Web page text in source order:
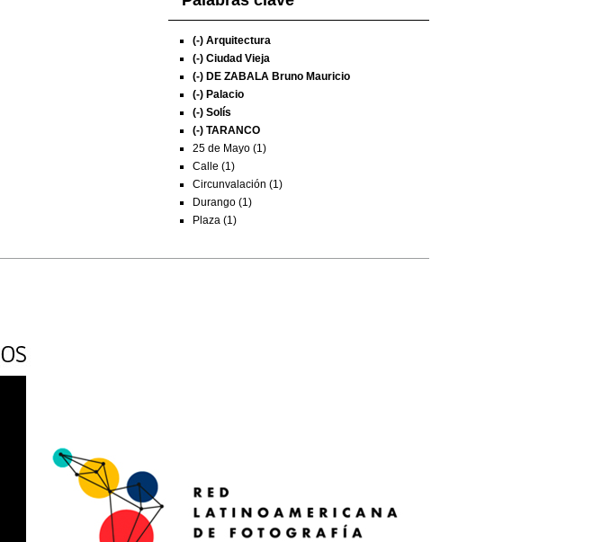
(-) Arquitectura
(-) Ciudad Vieja
(-) DE ZABALA Bruno Mauricio
(-) Palacio
(-) Solís
(-) TARANCO
25 de Mayo (1)
Calle (1)
Circunvalación (1)
Durango (1)
Plaza (1)